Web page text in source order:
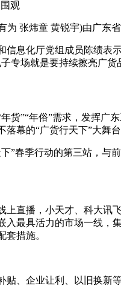
围观
张炜童 黄锐宇)由广东省
化厅党组成员陈绩表示
专场就是要持续擦亮广
”“年俗”需求，发挥广东
幕的“广货行天下”大舞台
春季行动的第三站，与前
直播，小天才、科大讯飞
入最具活力的市场一线，
套措施。
企业让利、以旧换新等